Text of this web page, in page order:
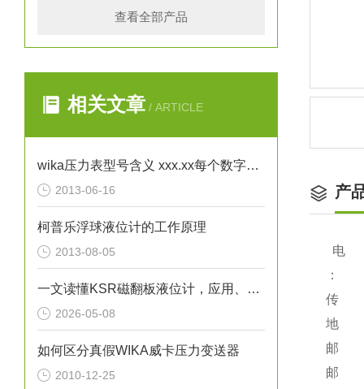
查看全部产品
相关文章 / ARTICLE
wika压力表型号含义 xxx.xx每个数字不一样时都代表了哪些区别？
2013-06-16
柯普乐浮球液位计的工作原理
2013-08-05
一文读懂KSR磁翻板液位计，应用、操作与养护
2026-05-08
如何区分真假WIKA威卡压力变送器
2010-12-25
产
电
：
传 真
地 址
邮
邮